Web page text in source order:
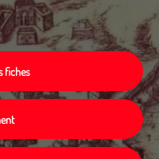
fiches